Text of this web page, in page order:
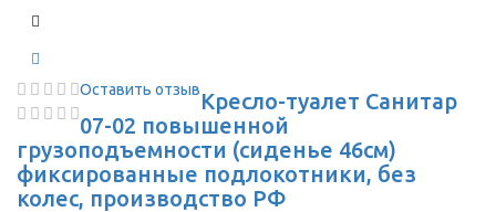
Оставить отзывКресло-туалет Санитар
07-02 повышенной
грузоподъемности (сиденье 46см)
фиксированные подлокотники, без
колес, производство РФ